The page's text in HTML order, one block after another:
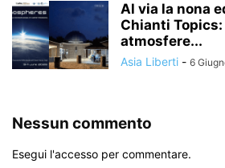
Al via la nona
Chianti
atmosfere...
Asia Liberti - 6
Nessun commento
Esegui l'accesso per commentare.